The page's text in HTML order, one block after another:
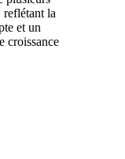
reflétant la
et un
croissance